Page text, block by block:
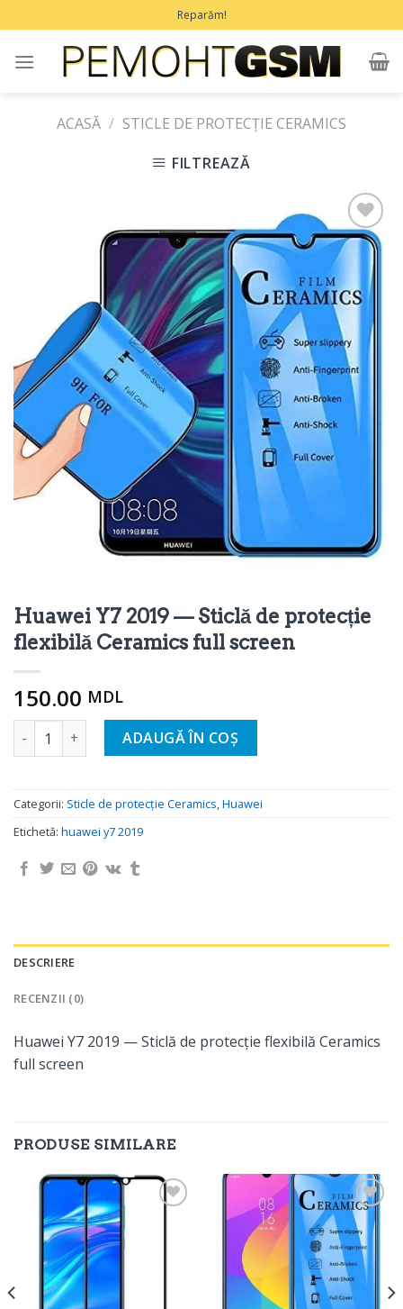
la
conținut
Reparăm!
ACASĂ / STICLE DE PROTECȚIE CERAMICS
FILTREAZĂ
Adaugă
Favorite
Huawei Y7 2019 — Sticlă de protecție
flexibilă Ceramics full screen
150.00 MDL
Cantitate Huawei Y7 2019 - Гибкое защитное стекло
ADAUGĂ ÎN COȘ
Categorii: Sticle de protecție Ceramics,Huawei
Etichetă: huawei y7 2019
DESCRIERE
RECENZII (0)
Huawei Y7 2019 — Sticlă de protecție flexibilă Ceramics
full screen
PRODUSE SIMILARE
Adaugă
în
Favorite